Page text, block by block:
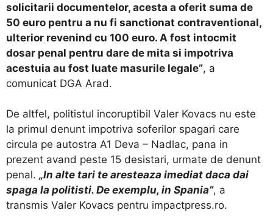
solicitarii documentelor, acesta a oferit suma de
50 euro pentru a nu fi sanctionat contraventional,
ulterior revenind cu 100 euro. A fost intocmit
dosar penal pentru dare de mita si impotriva
acestuia au fost luate masurile legale”, a
comunicat DGA Arad.
De altfel, politistul incoruptibil Valer Kovacs nu este
la primul denunt impotriva soferilor spagari care
circula pe autostra A1 Deva – Nadlac, pana in
prezent avand peste 15 desistari, urmate de denunt
penal. „In alte tari te aresteaza imediat daca dai
spaga la politisti. De exemplu, in Spania”, a
transmis Valer Kovacs pentru impactpress.ro.